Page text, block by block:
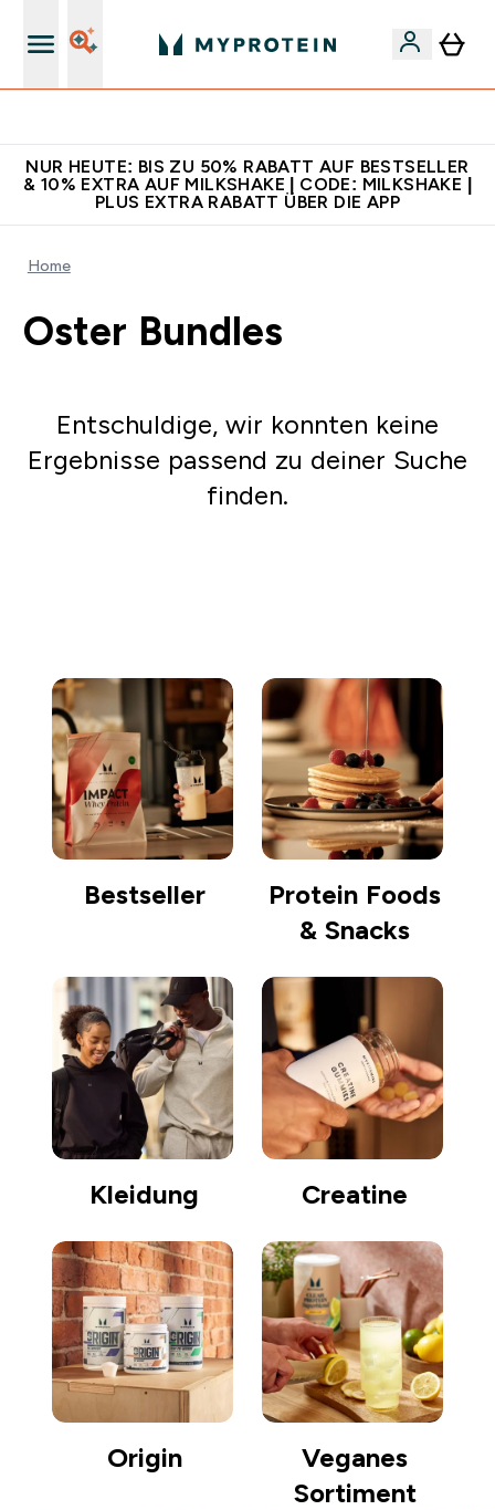
NUR HEUTE: BIS ZU 50% RABATT AUF BESTSELLER
& 10% EXTRA AUF MILKSHAKE | CODE: MILKSHAKE |
PLUS EXTRA RABATT ÜBER DIE APP
Home
Oster Bundles
Entschuldige, wir konnten keine
Ergebnisse passend zu deiner Suche
finden.
Bestseller
Protein Foods
& Snacks
Kleidung Creatine
Origin
Veganes
Sortiment